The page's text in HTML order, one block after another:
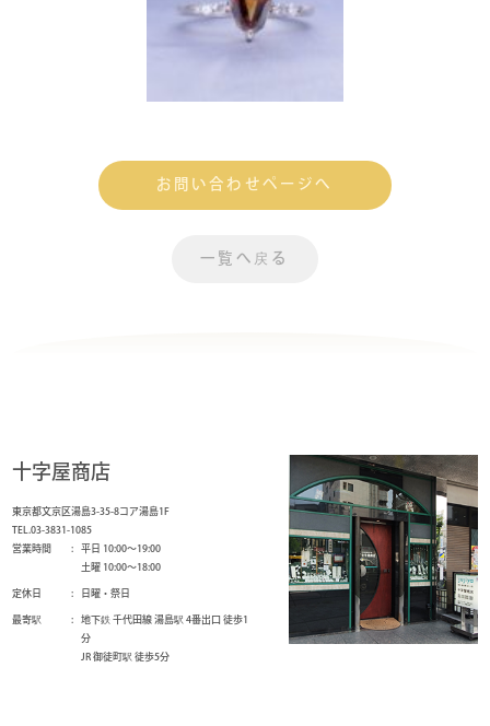
お問い合わせページへ
一覧へ戻る
十字屋商店
東京都文京区湯島3-35-8コア湯島1F
TEL.03-3831-1085
営業時間
平日 10:00～19:00
土曜 10:00～18:00
定休日
日曜・祭日
最寄駅
地下鉄 千代田線 湯島駅 4番出口 徒歩1
分
JR 御徒町駅 徒歩5分